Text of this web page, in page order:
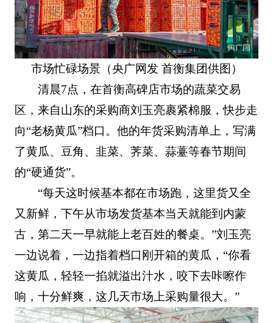
市场忙碌场景（央广网发 首衡集团供图）
清晨7点，在首衡高碑店市场的蔬菜交易
区，来自山东的采购商刘玉亮裹紧棉服，快步走
向“老杨黄瓜”档口。他的年货采购清单上，写满
了黄瓜、豆角、韭菜、荠菜、蒜薹等春节期间
的“硬通货”。
“每天这时候基本都在市场跑，这里货又全
又新鲜，下午从市场发货基本当天就能到内蒙
古，第二天一早就能上老百姓的餐桌。”刘玉亮
一边说着，一边指着档口刚开箱的黄瓜，“你看
这黄瓜，轻轻一掐就溢出汁水，咬下去咔嚓作
响，十分鲜爽，这几天市场上采购量很大。”